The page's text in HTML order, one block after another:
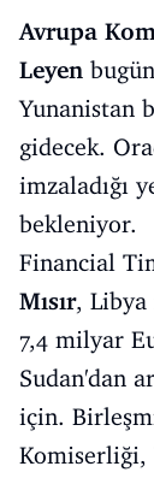
Avrupa
Leyen
Yunanistan
gidecek.
imzaladığı
bekleniyor.
Financial
Mısır, Libya
7,4 milyar
Sudan'dan
için.
Komiserliği,